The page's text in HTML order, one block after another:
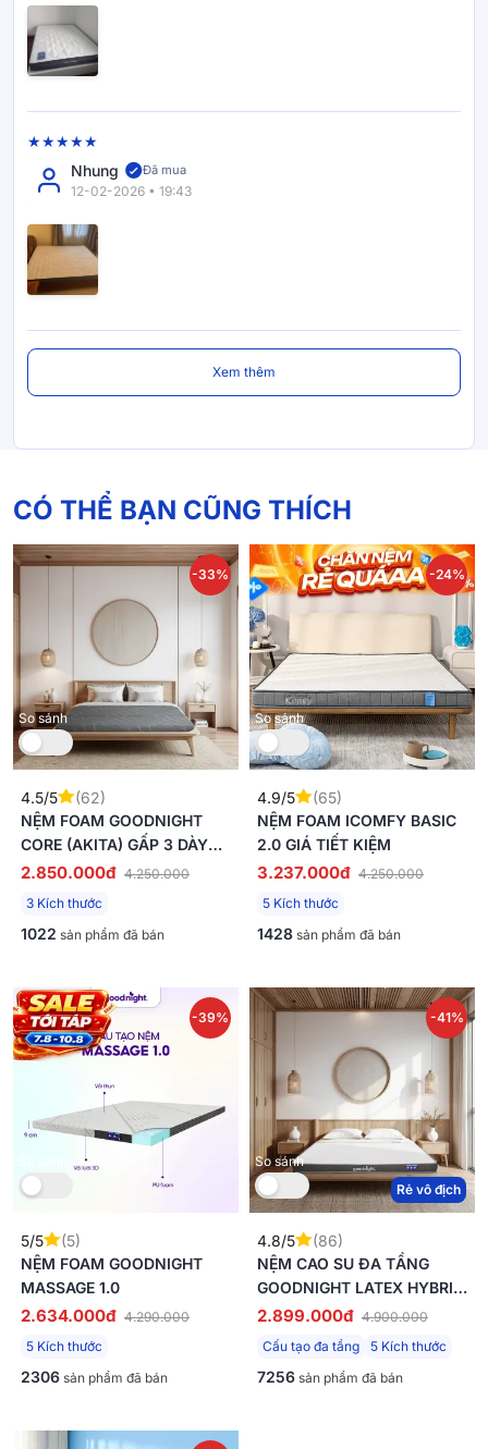
Nệm bảo lưu quyền cải tiến thiết kế và định lượng sản phẩm. Do
đó, sản phẩm thực tế có thể có khác biệt nhỏ về ngoại quan so
thoải mái của người nằm.
Nhung Đã mua
12-02-2026 • 19:43
Xem thêm
CÓ THỂ BẠN CŨNG THÍCH
So sánh
-33%
4.5/5
(62)
NỆM FOAM GOODNIGHT
CORE (AKITA) GẤP 3 DÀY
8CM
2.850.000đ 4.250.000
3 Kích thước
1022 sản phẩm đã bán
So sánh
-24%
4.9/5
(65)
NỆM FOAM ICOMFY BASIC
2.0 GIÁ TIẾT KIỆM
3.237.000đ 4.250.000
5 Kích thước
1428 sản phẩm đã bán
-39%
5/5
(5)
NỆM FOAM GOODNIGHT
MASSAGE 1.0
2.634.000đ 4.290.000
5 Kích thước
2306 sản phẩm đã bán
So sánh
-41%
Rẻ vô địch
4.8/5
(86)
NỆM CAO SU ĐA TẦNG
GOODNIGHT LATEX HYBRID
(RENA) VỮNG CHẮC,
THÔNG THOÁNG DÀY 10CM
2.899.000đ 4.900.000
Cấu tạo đa tầng
5 Kích thước
7256 sản phẩm đã bán